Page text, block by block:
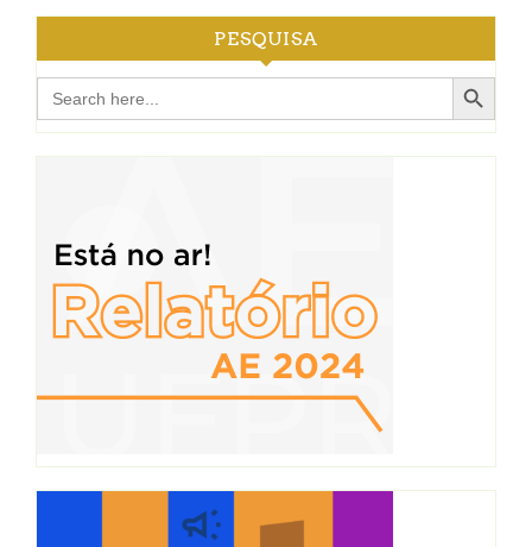
PESQUISA
Search
for:
Search Button